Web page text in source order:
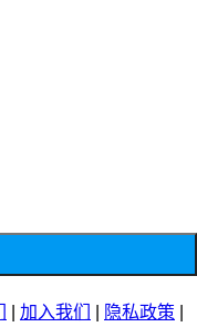
加入我们 隐私政策